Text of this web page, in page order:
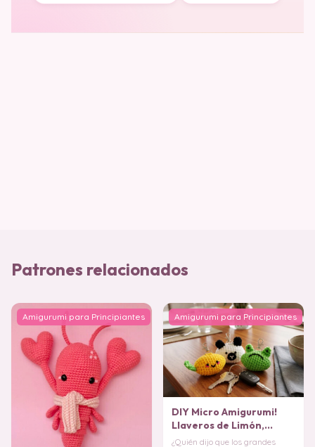
Patrones relacionados
Amigurumi para Principiantes Amigurumi para Principiantes
DIY Micro Amigurumi!
Llaveros de Limón,
Panda y Ranita paso a
¿Quién dijo que los grandes